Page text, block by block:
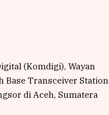
(Komdigi), Wayan
Base Transceiver Station
di Aceh, Sumatera